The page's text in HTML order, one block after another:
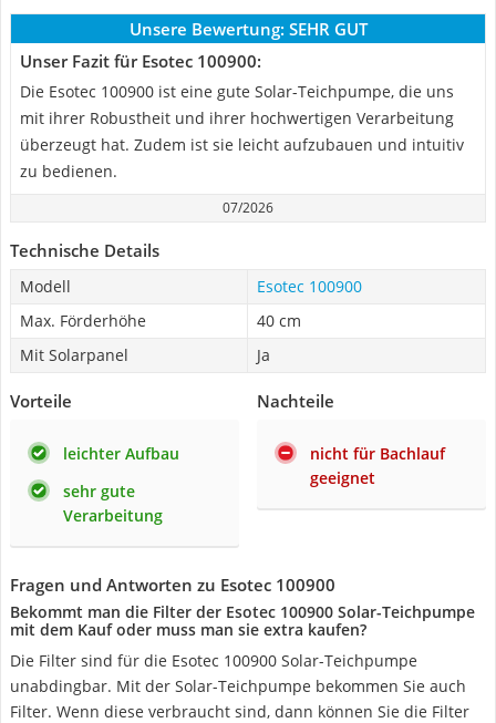
Unsere Bewertung: SEHR GUT
Unser Fazit für Esotec 100900:
Die Esotec 100900 ist eine gute Solar-Teichpumpe, die uns
mit ihrer Robustheit und ihrer hochwertigen Verarbeitung
überzeugt hat. Zudem ist sie leicht aufzubauen und intuitiv
zu bedienen.
07/2026
Technische Details
Modell
Esotec 100900
Max. Förderhöhe
40 cm
Mit Solarpanel
Ja
Vorteile
leichter Aufbau
sehr gute
Verarbeitung
Nachteile
nicht für Bachlauf
geeignet
Fragen und Antworten zu Esotec 100900
Bekommt man die Filter der Esotec 100900 Solar-Teichpumpe
mit dem Kauf oder muss man sie extra kaufen?
Die Filter sind für die Esotec 100900 Solar-Teichpumpe
unabdingbar. Mit der Solar-Teichpumpe bekommen Sie auch
Filter. Wenn diese verbraucht sind, dann können Sie die Filter